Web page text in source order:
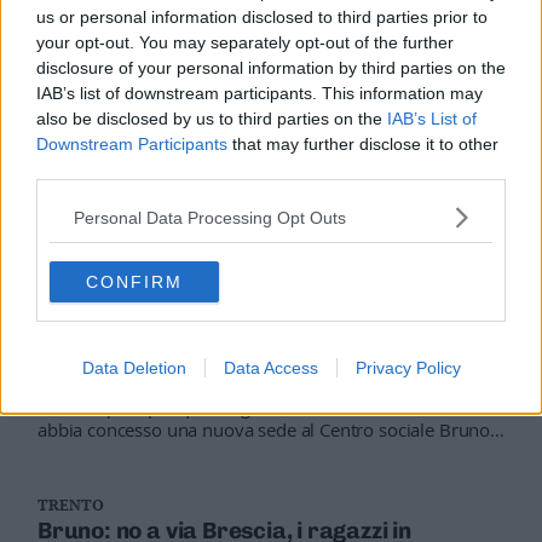
us or personal information disclosed to third parties prior to
your opt-out. You may separately opt-out of the further
disclosure of your personal information by third parties on the
IAB’s list of downstream participants. This information may
also be disclosed by us to third parties on the IAB’s List of
Downstream Participants that may further disclose it to other
Personal Data Processing Opt Outs
CONFIRM
Data Deletion Data Access Privacy Policy
militanti di Casapound. Quest'ultima ha poi diffuso un
messaggio in cui respinge l'accusa e minimizza parlando
di semplice «diverbio» che non sarebbe non andato oltre
il battibecco verbale
TRENTO
Borga alla Provincia: perché favorisci il
abbia concesso una nuova sede al Centro sociale Bruno a
consigliere chiede anche se «l'iniziativa svoltasi al Parco
Santa Chiara, finalizzata a promuovere il libero consumo
TRENTO
Bruno: no a via Brescia, i ragazzi in